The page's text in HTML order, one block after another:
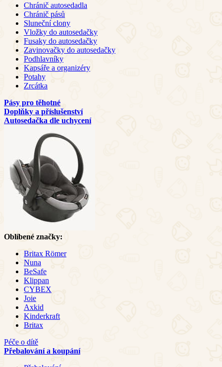
Chránič autosedadla
Chránič pásů
Sluneční clony
Vložky do autosedačky
Fusaky do autosedačky
Zavinovačky do autosedačky
Podhlavníky
Kapsáře a organizéry
Potahy
Zrcátka
Pásy pro těhotné
Doplňky a příslušenství
Autosedačka dle uchycení
Oblíbené značky:
Britax Römer
Nuna
BeSafe
Klippan
CYBEX
Joie
Axkid
Kinderkraft
Britax
Péče o dítě
Přebalování a koupání